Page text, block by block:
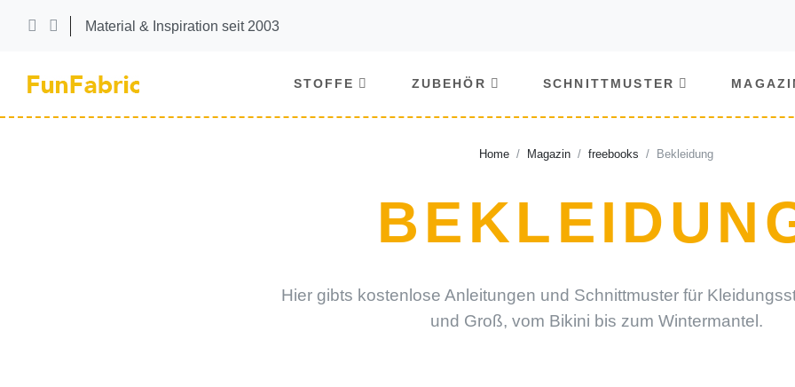
Material & Inspiration seit 2003
STOFFE ZUBEHÖR SCHNITTMUSTER
Home Magazin freebooks Bekleidung
Hier gibts kostenlose Anleitungen und Schnittmuster für
und Groß, vom Bikini bis zum Wintermantel.